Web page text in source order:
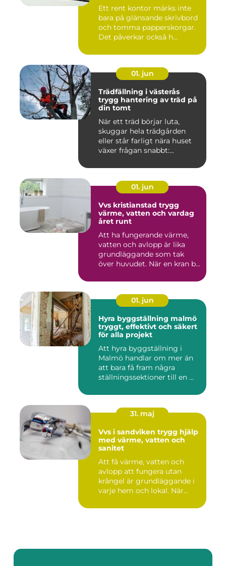
Ett rent kontor märks inte
bara på glänsande skrivbord
och tomma papperskorgar.
Det påverkar också h...
01. jun
Trädfällning i västerås
trygg hantering av träd på
din tomt
När ett träd börjar luta,
skuggar hela trädgården
eller står farligt nära huset
växer frågan snabbt:...
01. jun
Vvs kristianstad trygg
värme, vatten och vardag
året runt
Att ha fungerande värme,
vatten och avlopp är lika
grundläggande som tak
över huvudet. När en kran b...
01. jun
Hyra byggställning malmö
tryggt, effektivt och säkert
för alla projekt
Att hyra byggställning i
Malmö handlar om mer än
att bara få fram några
ställningssektioner till en ...
31. maj
Vvs i sandviken trygg hjälp
med värme, vatten och
sanitet
Att få värme, vatten och
avlopp att fungera utan
krångel är grundläggande i
varje hem och lokal. När...